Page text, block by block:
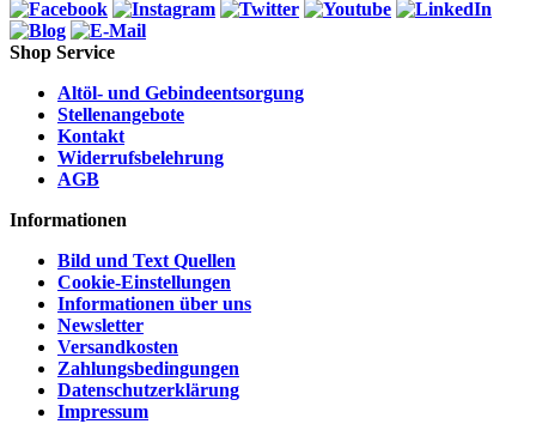
Shop Service
Altöl- und Gebindeentsorgung
Stellenangebote
Kontakt
Widerrufsbelehrung
AGB
Informationen
Bild und Text Quellen
Cookie-Einstellungen
Informationen über uns
Newsletter
Versandkosten
Zahlungsbedingungen
Datenschutzerklärung
Impressum